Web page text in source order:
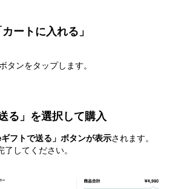
ートに入れる」
ボタンをタップします。
」を選択して購入
ギフトで送る」ボタンが表示されます。
してください。